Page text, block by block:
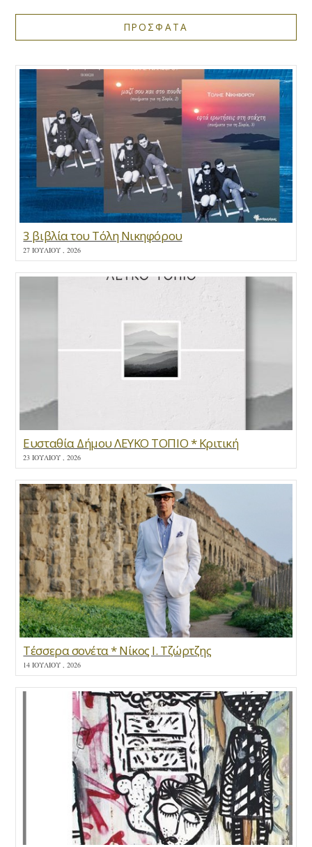
ΠΡΟΣΦΑΤΑ
3 βιβλία του Τόλη Νικηφόρου
27 ΙΟΥΛΊΟΥ , 2026
Ευσταθία Δήμου ΛΕΥΚΟ ΤΟΠΙΟ * Κριτική
23 ΙΟΥΛΊΟΥ , 2026
Τέσσερα σονέτα * Νίκος Ι. Τζώρτζης
14 ΙΟΥΛΊΟΥ , 2026